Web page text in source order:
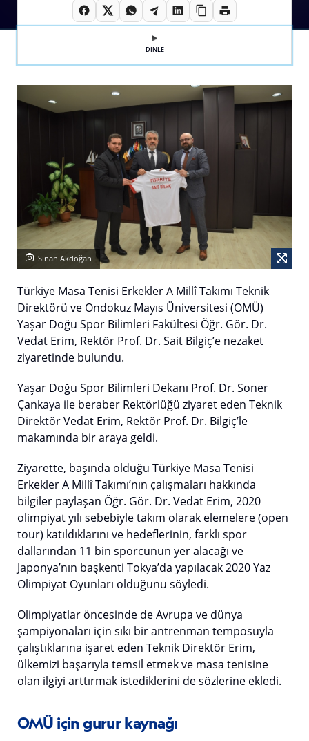
DİNLE
Sinan Akdoğan
Türkiye Masa Tenisi Erkekler A Millî Takımı Teknik
Direktörü ve Ondokuz Mayıs Üniversitesi (OMÜ)
Yaşar Doğu Spor Bilimleri Fakültesi Öğr. Gör. Dr.
Vedat Erim, Rektör Prof. Dr. Sait Bilgiç’e nezaket
ziyaretinde bulundu.
Yaşar Doğu Spor Bilimleri Dekanı Prof. Dr. Soner
Çankaya ile beraber Rektörlüğü ziyaret eden Teknik
Direktör Vedat Erim, Rektör Prof. Dr. Bilgiç’le
makamında bir araya geldi.
Ziyarette, başında olduğu Türkiye Masa Tenisi
Erkekler A Millî Takımı’nın çalışmaları hakkında
bilgiler paylaşan Öğr. Gör. Dr. Vedat Erim, 2020
olimpiyat yılı sebebiyle takım olarak elemelere (open
tour) katıldıklarını ve hedeflerinin, farklı spor
dallarından 11 bin sporcunun yer alacağı ve
Japonya’nın başkenti Tokya’da yapılacak 2020 Yaz
Olimpiyat Oyunları olduğunu söyledi.
Olimpiyatlar öncesinde de Avrupa ve dünya
şampiyonaları için sıkı bir antrenman temposuyla
çalıştıklarına işaret eden Teknik Direktör Erim,
ülkemizi başarıyla temsil etmek ve masa tenisine
olan ilgiyi arttırmak istediklerini de sözlerine ekledi.
OMÜ için gurur kaynağı